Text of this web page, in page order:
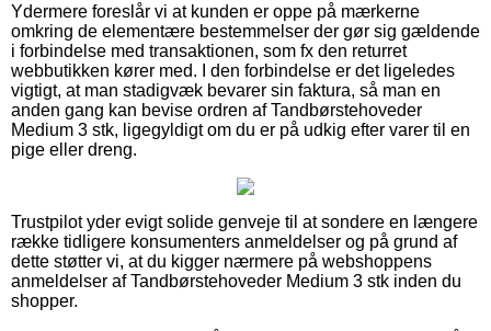
Ydermere foreslår vi at kunden er oppe på mærkerne
omkring de elementære bestemmelser der gør sig gældende
i forbindelse med transaktionen, som fx den returret
webbutikken kører med. I den forbindelse er det ligeledes
vigtigt, at man stadigvæk bevarer sin faktura, så man en
anden gang kan bevise ordren af Tandbørstehoveder
Medium 3 stk, ligegyldigt om du er på udkig efter varer til en
pige eller dreng.
Trustpilot yder evigt solide genveje til at sondere en længere
række tidligere konsumenters anmeldelser og på grund af
dette støtter vi, at du kigger nærmere på webshoppens
anmeldelser af Tandbørstehoveder Medium 3 stk inden du
shopper.